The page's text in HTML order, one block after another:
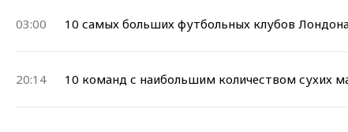
03:00 10 самых больших футбольных клубов
20:14 10 команд с наибольшим количеством сухих